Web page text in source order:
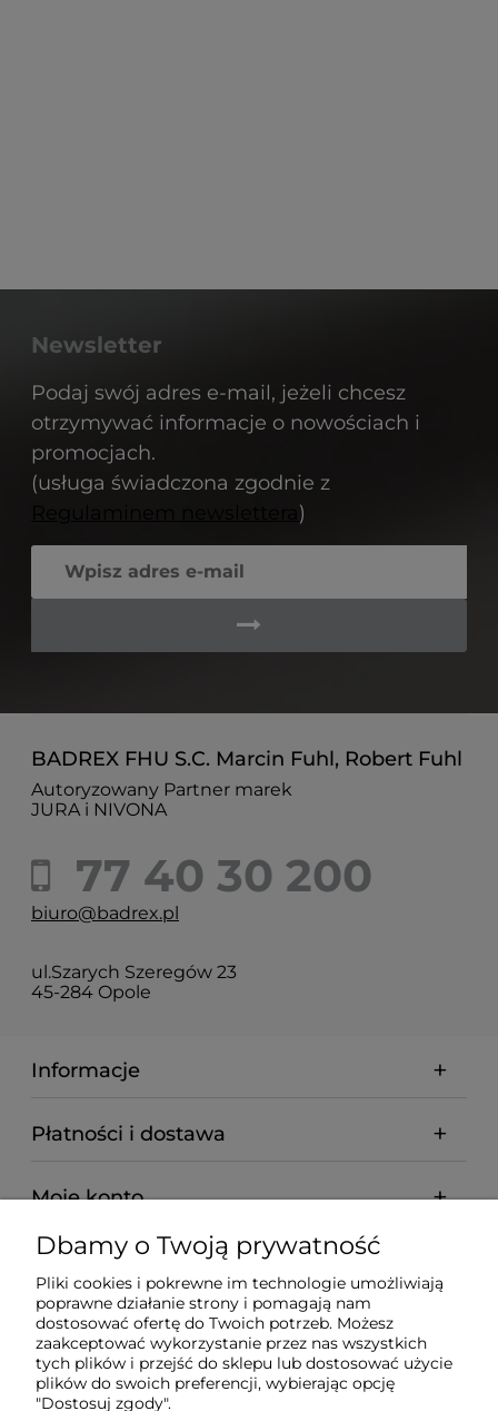
Newsletter
Podaj swój adres e-mail, jeżeli chcesz
otrzymywać informacje o nowościach i
promocjach.
(usługa świadczona zgodnie z
)
BADREX FHU S.C. Marcin Fuhl, Robert Fuhl
Autoryzowany Partner marek
JURA i NIVONA
77 40 30 200
biuro@badrex.pl
ul.Szarych Szeregów 23
45-284 Opole
Informacje
Płatności i dostawa
Moje konto
Pomoc
O nas
Dbamy o Twoją prywatność
Pliki cookies i pokrewne im technologie umożliwiają
poprawne działanie strony i pomagają nam
dostosować ofertę do Twoich potrzeb. Możesz
zaakceptować wykorzystanie przez nas wszystkich
tych plików i przejść do sklepu lub dostosować użycie
plików do swoich preferencji, wybierając opcję
"Dostosuj zgody".